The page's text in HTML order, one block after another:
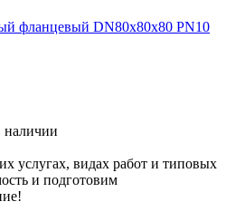
фланцевый DN80х80х80 PN10
наличии
услугах, видах работ и типовых
и подготовим